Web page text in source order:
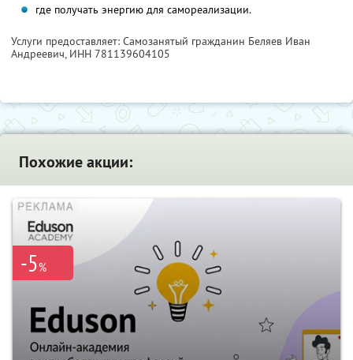
где получать энергию для самореализации.
Услуги предоставляет: Самозанятый гражданин Беляев Иван
Андреевич, ИНН 781139604105
Похожие акции:
-5%